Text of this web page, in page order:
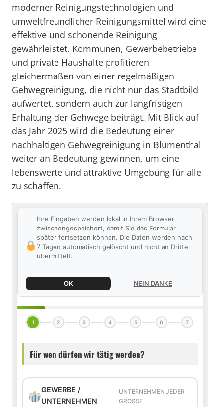
moderner Reinigungstechnologien und
umweltfreundlicher Reinigungsmittel wird eine
effektive und schonende Reinigung
gewährleistet. Kommunen, Gewerbebetriebe
und private Haushalte profitieren
gleichermaßen von einer regelmäßigen
Gehwegreinigung, die nicht nur das Stadtbild
aufwertet, sondern auch zur langfristigen
Erhaltung der Gehwege beiträgt. Mit Blick auf
das Jahr 2025 wird die Bedeutung einer
nachhaltigen Gehwegreinigung in Blumenthal
weiter an Bedeutung gewinnen, um eine
lebenswerte und attraktive Umgebung für alle
zu schaffen.
Ihre Eingaben werden lokal in Ihrem Browser
zwischengespeichert, damit Sie das Formular
später fortsetzen können. Die Daten werden nach
7 Tagen automatisch gelöscht und nicht an Dritte
übermittelt.
OK NEIN DANKE
1 2 3 4 5 6 7
Für wen dürfen wir tätig werden?
GEWERBE /
UNTERNEHMEN
UNTERNEHMEN JEDER
GRÖSSE